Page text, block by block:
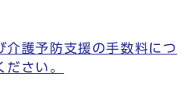
介護予防支援の手数料につ
さい。